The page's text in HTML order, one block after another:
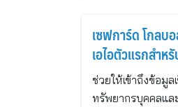
เซฟการ์ด โกลบ
เอไอตัวแรกสำ
ช่วยให้เข้าถึงข้อมู
ทรัพยากรบุคคลแล